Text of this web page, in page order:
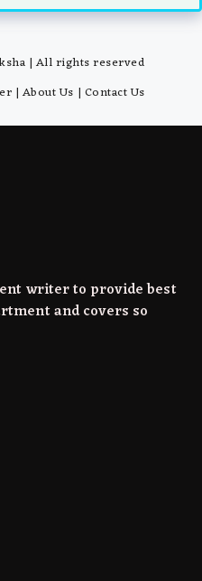
| All rights reserved
| About Us | Contact Us
writer to provide best
and covers so